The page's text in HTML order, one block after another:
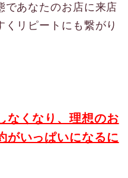
であなたのお店に来店
くリピートにも繋がり
なくなり、理想のお
がいっぱいになるに